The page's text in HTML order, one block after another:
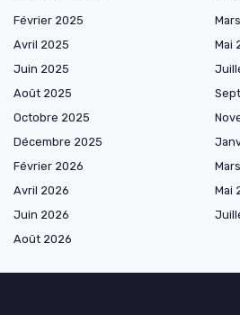
Février 2025
Avril 2025
Mai
Juin 2025
Août 2025
Octobre 2025
Décembre 2025
Février 2026
Avril 2026
Mai
Juin 2026
Août 2026